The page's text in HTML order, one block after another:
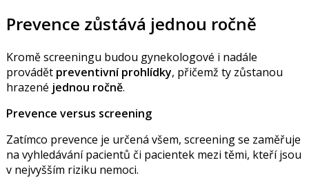
Prevence zůstává jednou ročně
Kromě screeningu budou gynekologové i nadále
provádět preventivní prohlídky, přičemž ty zůstanou
hrazené jednou ročně.
Prevence versus screening
Zatímco prevence je určená všem, screening se zaměřuje
na vyhledávání pacientů či pacientek mezi těmi, kteří jsou
v nejvyšším riziku nemoci.